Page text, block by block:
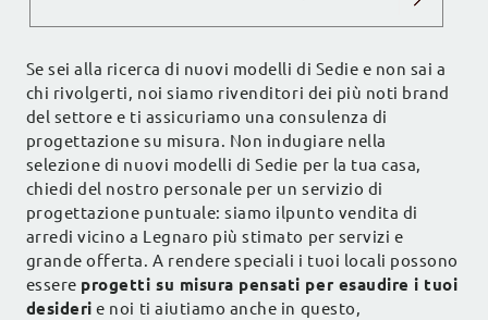
Se sei alla ricerca di nuovi modelli di Sedie e non sai a
chi rivolgerti, noi siamo rivenditori dei più noti brand
del settore e ti assicuriamo una consulenza di
progettazione su misura. Non indugiare nella
selezione di nuovi modelli di Sedie per la tua casa,
chiedi del nostro personale per un servizio di
progettazione puntuale: siamo ilpunto vendita di
arredi vicino a Legnaro più stimato per servizi e
grande offerta. A rendere speciali i tuoi locali possono
essere progetti su misura pensati per esaudire i tuoi
desideri e noi ti aiutiamo anche in questo,